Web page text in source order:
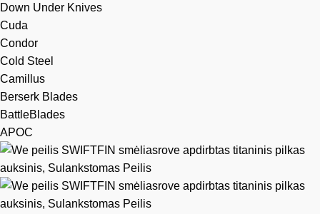
Down Under Knives
Cuda
Condor
Cold Steel
Camillus
Berserk Blades
BattleBlades
APOC